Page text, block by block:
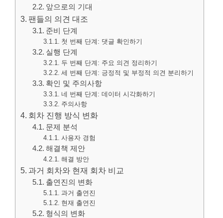
앞으로의 기대
팬들의 의견 대조
준비 단계
첫 번째 단계: 댓글 확인하기
실행 단계
두 번째 단계: 주요 의견 정리하기
세 번째 단계: 긍정적 및 부정적 의견 분리하기
확인 및 주의사항
네 번째 단계: 데이터 시각화하기
주의사항
회차 진행 방식 변화
문제 분석
사용자 경험
해결책 제안
해결 방안
과거 회차와 현재 회차 비교
출연진의 변화
과거 출연진
현재 출연진
형식의 변화